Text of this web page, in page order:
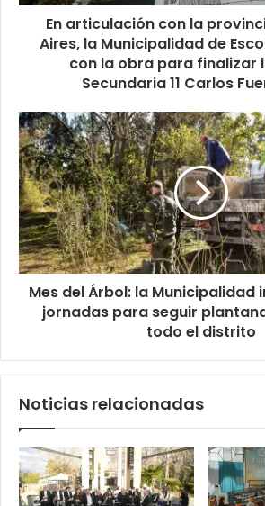
En articulación con la
Aires, la Municipalidad de
con la obra para finalizar
Secundaria 11 Carlos
Mes del Árbol: la Municipalidad
jornadas para seguir
todo el distrito
Noticias relacionadas